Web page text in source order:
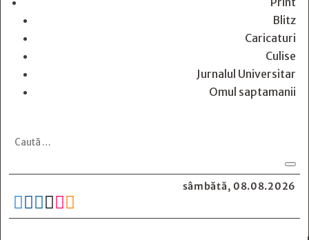
Blitz
Caricaturi
Culise
Jurnalul Universitar
Omul saptamanii
sâmbătă, 08.08.2026
     